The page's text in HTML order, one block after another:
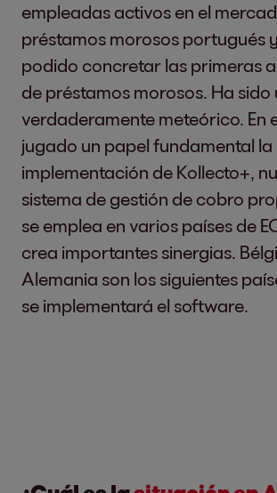
empleadas activos en el
préstamos morosos portugués
podido concretar las primeras
de préstamos morosos. Ha sido
verdaderamente meteórico. En
jugado un papel fundamental la
implementación de Kollecto+,
sistema de gestión de cobro
se emplea en varios países de
crea importantes sinergias.
Alemania son los siguientes
se implementará el software.